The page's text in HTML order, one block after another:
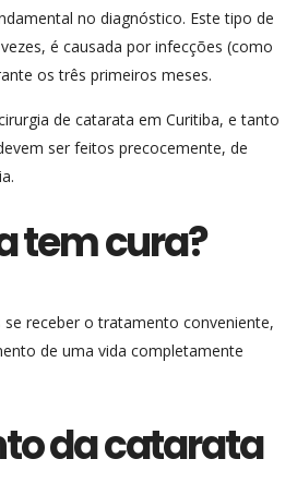
no diagnóstico. Este tipo de
é causada por infecções (como
os três primeiros meses.
de catarata em Curitiba, e tanto
ser feitos precocemente, de
tem cura?
se receber o tratamento conveniente,
de uma vida completamente
da catarata